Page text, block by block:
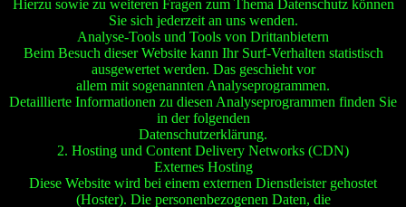
Hierzu sowie zu weiteren Fragen zum Thema Datenschutz können
Sie sich jederzeit an uns wenden.
Analyse-Tools und Tools von Drittanbietern
Beim Besuch dieser Website kann Ihr Surf-Verhalten statistisch
ausgewertet werden. Das geschieht vor
allem mit sogenannten Analyseprogrammen.
Detaillierte Informationen zu diesen Analyseprogrammen finden Sie
in der folgenden
Datenschutzerklärung.
2. Hosting und Content Delivery Networks (CDN)
Externes Hosting
Diese Website wird bei einem externen Dienstleister gehostet
(Hoster). Die personenbezogenen Daten, die